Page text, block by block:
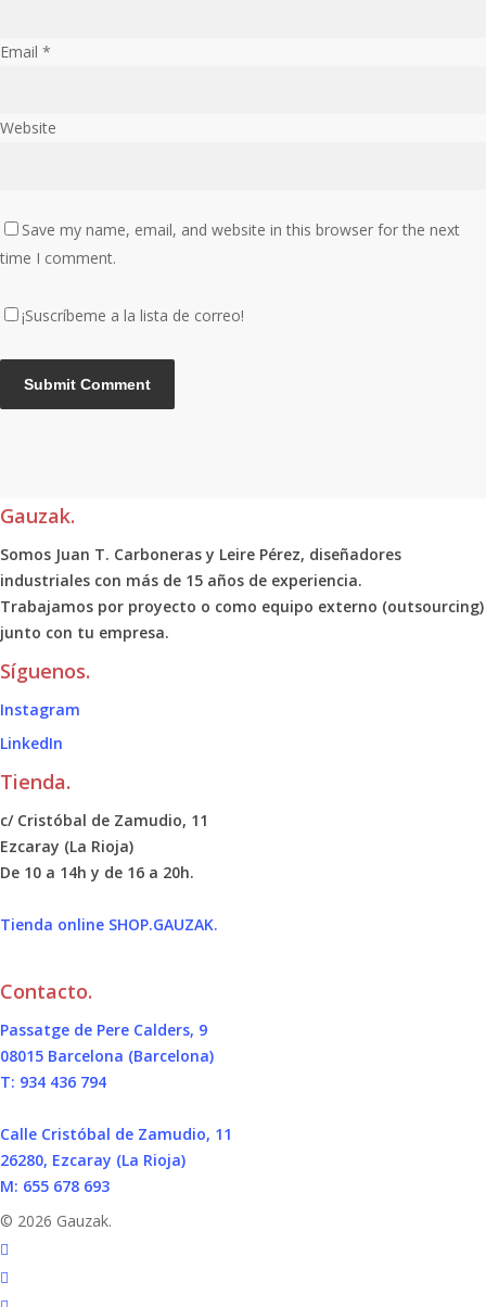
Email *
Website
Save my name, email, and website in this browser for the next
time I comment.
¡Suscríbeme a la lista de correo!
Gauzak.
Somos Juan T. Carboneras y Leire Pérez, diseñadores
industriales con más de 15 años de experiencia.
Trabajamos por proyecto o como equipo externo (outsourcing)
junto con tu empresa.
Síguenos.
Instagram
LinkedIn
Tienda.
c/ Cristóbal de Zamudio, 11
Ezcaray (La Rioja)
De 10 a 14h y de 16 a 20h.
Tienda online SHOP.GAUZAK.
Contacto.
Passatge de Pere Calders, 9
08015 Barcelona (Barcelona)
T: 934 436 794
Calle Cristóbal de Zamudio, 11
26280, Ezcaray (La Rioja)
M: 655 678 693
© 2026 Gauzak.
linkedin
instagram